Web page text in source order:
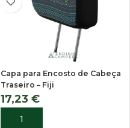
Capa para Encosto de Cabeça
Traseiro – Fiji
17,23 €
ADICIONAR